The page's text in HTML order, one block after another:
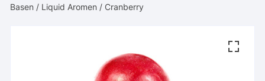
Basen / Liquid Aromen / Cranberry